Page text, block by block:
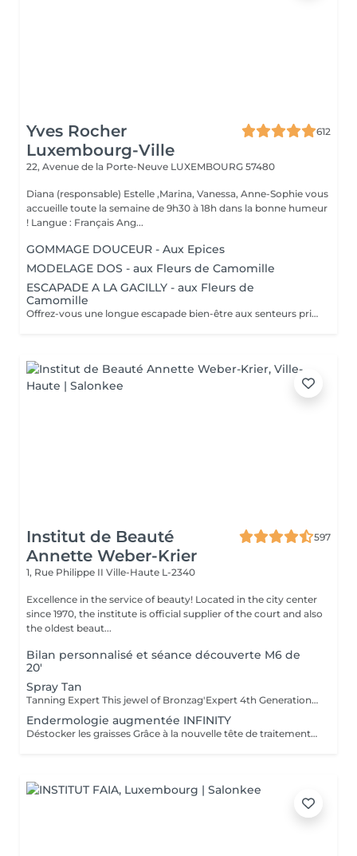
Yves Rocher
Luxembourg-Ville
612
22, Avenue de la Porte-Neuve LUXEMBOURG 57480
Diana (responsable) Estelle ,Marina, Vanessa, Anne-Sophie vous
accueille toute la semaine de 9h30 à 18h dans la bonne humeur
! Langue : Français Ang...
GOMMAGE DOUCEUR - Aux Epices
MODELAGE DOS - aux Fleurs de Camomille
ESCAPADE A LA GACILLY - aux Fleurs de
Camomille
Offrez-vous une longue escapade bien-être aux senteurs printanières de Camomille, fleur emblématique de nos champs à la Gacilly. le temps s'est arrêté. Incroyablement relaxé et en harmonie, votre corps et votre esprits retrouvent leur équilibre.
Institut de Beauté
Annette Weber-Krier
597
1, Rue Philippe II Ville-Haute L-2340
Excellence in the service of beauty! Located in the city center
since 1970, the institute is official supplier of the court and also
the oldest beaut...
Bilan personnalisé et séance découverte M6 de
20'
Spray Tan
Tanning Expert This jewel of Bronzag'Expert 4th Generation technology, working with our lotion, offers a tailor-made tan without UV exposure. Thanks to its 99% natural composition containing a melanin activator and moisturizing active ingredients, you will find tanned, revitalized and plumped skin.
Endermologie augmentée INFINITY
Déstocker les graisses Grâce à la nouvelle tête de traitement brevetée Alliance, endermologie® permet de cibler et daffiner les zones rebelles à lexercice et à lhygiène alimentaire (bras, dos, ventre, taille, cuisses..) tout en sadaptant précisément aux besoins de chaque peau. Lisser la cellulite La cellulite, qui touche 90 % des femmes même les plus minces et les plus sportives, résulte à la fois dun stockage de graisses dans les adipocytes (cellules graisseuses) et dune rétention deau tout autour. Raffermir la peau Variations de poids, grossesses, temps qui passe la peau perd progressivement de sa tonicité et de sa souplesse. Même si ce relâchement cutané concerne tout le corps, certaines zones y sont plus sensibles : intérieur des cuisses, ventre, bras, etc Retrouver des jambes légères Jambes lourdes et douloureuses, chevilles ou pieds gonflés ces symptômes traduisent une mauvaise circulation sanguine et lymphatique. Les toxines saccumulent dans lorganisme, ce qui explique de telles variations de volume en une même journée ou à différents moments du cycle féminin. Bien-être Découvrez des parcours de soins au concept exclusif, pour une efficacité et une détente incomparables.